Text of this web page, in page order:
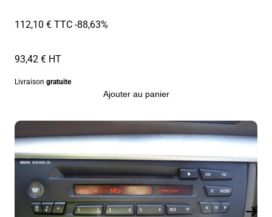
112,10 € TTC-88,63%
93,42 € HT
Livraison gratuite
Ajouter au panier